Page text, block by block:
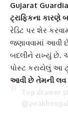
Gujarat
ટ્રાફિકના કારણે
રેડિટ પર શેર
જણાવવામાં આવી
બદલીને રાખ્યું છે.
પોસ્ટ કરાયેલું આ
આવી છે તેમની લવ